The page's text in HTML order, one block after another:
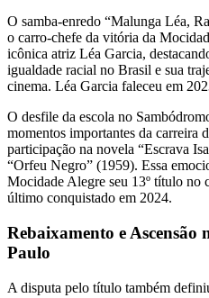
O samba-enredo “Malunga Léa,
o carro-chefe da vitória da
icônica atriz Léa Garcia,
igualdade racial no Brasil e sua
cinema. Léa Garcia faleceu em
O desfile da escola no
momentos importantes da carreira
participação na novela “Escrava
“Orfeu Negro” (1959). Essa
Mocidade Alegre seu 13º título no
último conquistado em 2024.
Rebaixamento e Ascensão
Paulo
A disputa pelo título também